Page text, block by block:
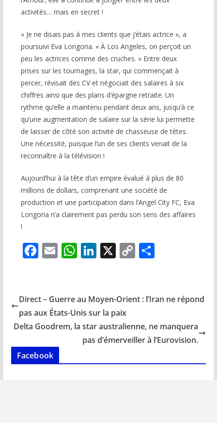
activités… mais en secret !
« Je ne disais pas à mes clients que j’étais actrice », a
poursuivi Eva Longoria. « À Los Angeles, on perçoit un
peu les actrices comme des cruches. » Entre deux
prises sur les tournages, la star, qui commençait à
percer, révisait des CV et négociait des salaires à six
chiffres ainsi que des plans d’épargne retraite. Un
rythme qu’elle a maintenu pendant deux ans, jusqu’à ce
qu’une augmentation de salaire sur la série lui permette
de laisser de côté son activité de chasseuse de têtes.
Une nécessité, puisque l’un de ses clients venait de la
reconnaître à la télévision !
Aujourd’hui à la tête d’un empire évalué à plus de 80
millions de dollars, comprenant une société de
production et une participation dans l’Angel City FC, Eva
Longoria n’a clairement pas perdu son sens des affaires
!
F
b
o
o
k
E
l
W
s
A
p
p
Li
e
dI
n
X C
y
n
k
P
g
Direct – Guerre au Moyen-Orient : l’Iran ne répond
pas aux États-Unis sur la paix
Delta Goodrem, la star australienne, ne manquera
pas d’émerveiller à l’Eurovision.
Facebook